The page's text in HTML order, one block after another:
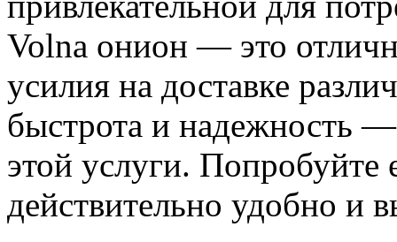
Volna онион — это
усилия на доставке
быстрота и надежность
этой услуги. Попробуйте
действительно удобно и